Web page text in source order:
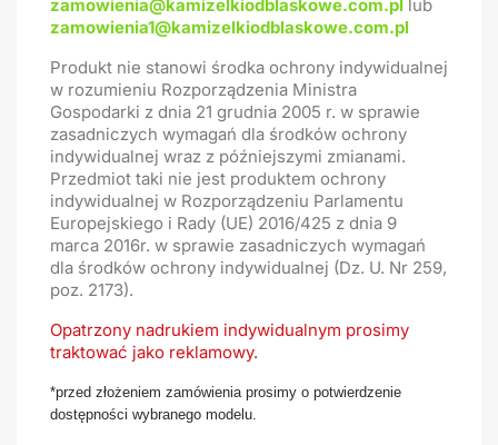
zamowienia@kamizelkiodblaskowe.com.pl lub
zamowienia1@kamizelkiodblaskowe.com.pl
Produkt nie stanowi środka ochrony indywidualnej
w rozumieniu Rozporządzenia Ministra
Gospodarki z dnia 21 grudnia 2005 r. w sprawie
zasadniczych wymagań dla środków ochrony
indywidualnej wraz z późniejszymi zmianami.
Przedmiot taki nie jest produktem ochrony
indywidualnej w Rozporządzeniu Parlamentu
Europejskiego i Rady (UE) 2016/425 z dnia 9
marca 2016r. w sprawie zasadniczych wymagań
dla środków ochrony indywidualnej (Dz. U. Nr 259,
poz. 2173).
Opatrzony nadrukiem indywidualnym prosimy
traktować jako reklamowy.
*przed złożeniem zamówienia prosimy o potwierdzenie
dostępności wybranego modelu.